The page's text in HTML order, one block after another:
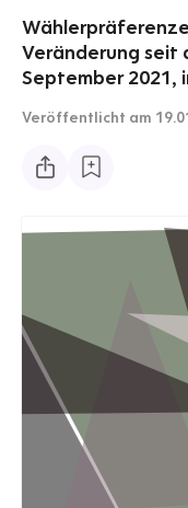
Veränderung seit
September 2021,
Veröffentlicht am